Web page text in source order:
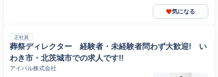
気になる
正社員
葬祭ディレクター 経験者・未経験者問わず大歓迎! い
わき市・北茨城市での求人です!!
アイパル株式会社